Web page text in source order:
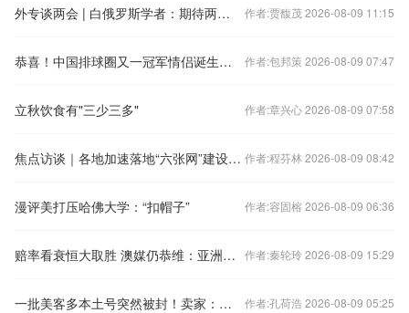
外专谈两会 | 白俄罗斯学者：期待两会成果推动国际教育领域发展与交流 作者:贾馥茂 2026-08-09 11:15
恭喜！中国排球圈又一冠军情侣诞生，郎才女貌超般配 作者:包邦策 2026-08-09 07:47
立秋饮食有"三少三多" 作者:章兴心 2026-08-09 07:58
焦点访谈｜各地加速落地“六张网”建设 夯实中国式现代化战略底座 作者:程芬林 2026-08-09 08:42
漫评美打压哈佛大学：“扣帽子” 作者:容固榕 2026-08-09 06:36
赔率看衰恒大取胜 澳媒仍恭维：亚洲巨人来了 作者:秦轮玲 2026-08-09 15:29
一批美客多本土号突然被封！卖家：子账号全挂 作者:孔荷浩 2026-08-09 05:25